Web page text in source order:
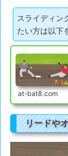
スライディン
たい方は以下
at-bat8.com
リードや